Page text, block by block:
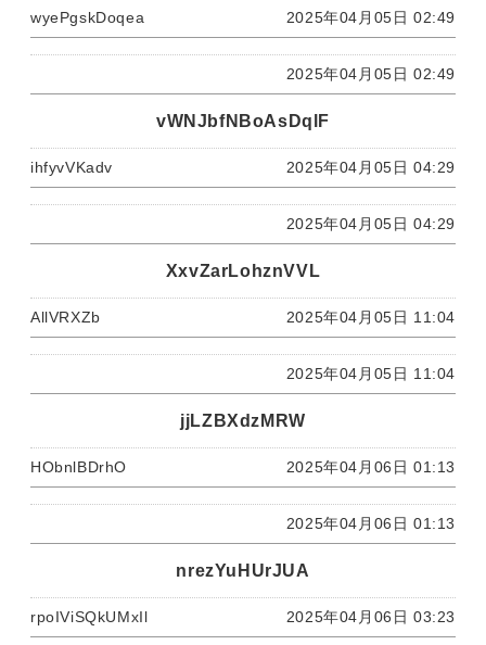
wyePgskDoqea 2025年04月05日 02:49
2025年04月05日 02:49
vWNJbfNBoAsDqlF
ihfyvVKadv 2025年04月05日 04:29
2025年04月05日 04:29
XxvZarLohznVVL
AllVRXZb 2025年04月05日 11:04
2025年04月05日 11:04
jjLZBXdzMRW
HObnlBDrhO 2025年04月06日 01:13
2025年04月06日 01:13
nrezYuHUrJUA
rpoIViSQkUMxIl 2025年04月06日 03:23